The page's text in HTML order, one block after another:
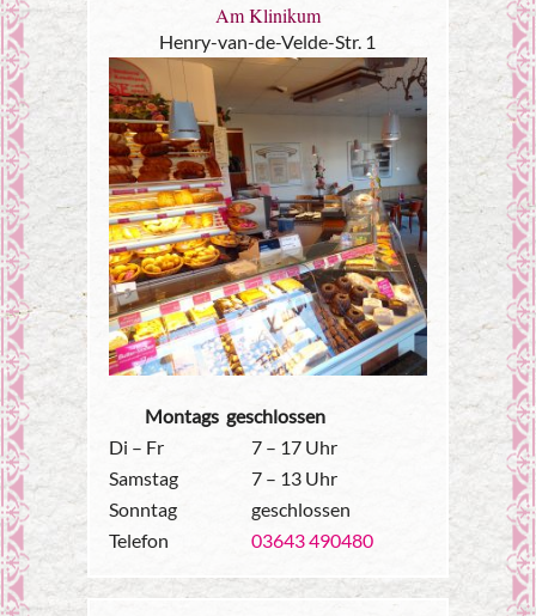
Am Klinikum
Henry-van-de-Velde-Str. 1
Montags geschlossen
Di – Fr
7 – 17 Uhr
Samstag
7 – 13 Uhr
Sonntag
geschlossen
Telefon
03643 490480